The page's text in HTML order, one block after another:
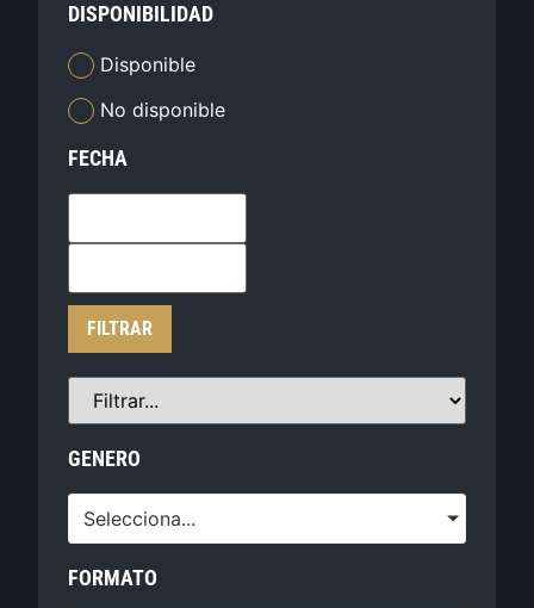
DISPONIBILIDAD
Disponible
No disponible
FECHA
FILTRAR
GENERO
Selecciona...
FORMATO